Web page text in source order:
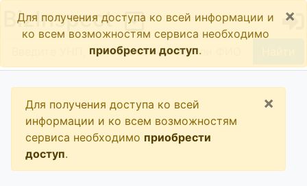
BizInspect
Для получения доступа ко всей информации и
ко всем возможностям сервиса необходимо
приобрести доступ.
×
Для получения доступа ко всей
информации и ко всем возможностям
сервиса необходимо приобрести
доступ.
×